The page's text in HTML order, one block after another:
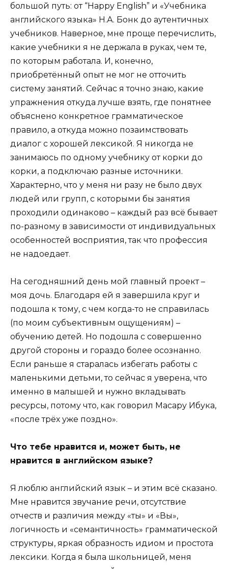
большой путь: от “Happy English” и «Учебника
английского языка» Н.А. Бонк до аутентичных
учебников. Наверное, мне проще перечислить,
какие учебники я не держала в руках, чем те,
по которым работала. И, конечно,
приобретённый опыт не мог не отточить
систему занятий. Сейчас я точно знаю, какие
упражнения откуда лучше взять, где понятнее
объяснено конкретное грамматическое
правило, а откуда можно позаимствовать
диалог с хорошей лексикой. Я никогда не
занимаюсь по одному учебнику от корки до
корки, а подключаю разные источники.
Характерно, что у меня ни разу не было двух
людей или групп, с которыми бы занятия
проходили одинаково – каждый раз всё бывает
по-разному в зависимости от индивидуальных
особенностей восприятия, так что профессия
не надоедает.
На сегодняшний день мой главный проект –
моя дочь. Благодаря ей я завершила круг и
подошла к тому, с чем когда-то не справилась
(по моим субъективным ощущениям) –
обучению детей. Но подошла с совершенно
другой стороны и гораздо более осознанно.
Если раньше я старалась избегать работы с
маленькими детьми, то сейчас я уверена, что
именно в малышей и нужно вкладывать
ресурсы, потому что, как говорил Масару Ибука,
«после трёх уже поздно».
Что тебе нравится и, может быть, не
нравится в английском языке?
Я люблю английский язык – и этим всё сказано.
Мне нравится звучание речи, отсутствие
отчеств и различия между «ты» и «Вы»,
логичность и «семантичность» грамматической
структуры, яркая образность идиом и простота
лексики. Когда я была школьницей, меня